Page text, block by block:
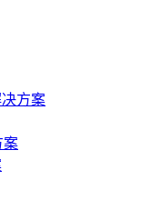
方案
案